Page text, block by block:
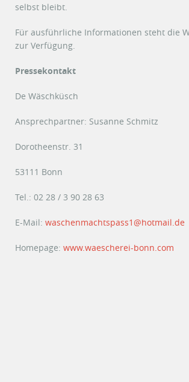
selbst bleibt.
Für ausführliche Informationen steht die
zur Verfügung.
Pressekontakt
De Wäschküsch
Ansprechpartner: Susanne Schmitz
Dorotheenstr. 31
53111 Bonn
Tel.: 02 28 / 3 90 28 63
E-Mail: waschenmachtspass1@hotmail.de
Homepage: www.waescherei-bonn.com